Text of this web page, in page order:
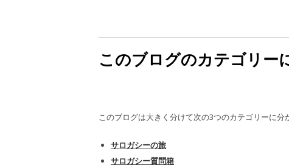
このブログのカテゴリー
このブログは大きく分けて次の3つのカテゴリーに分
サロガシーの旅
サロガシー質問箱